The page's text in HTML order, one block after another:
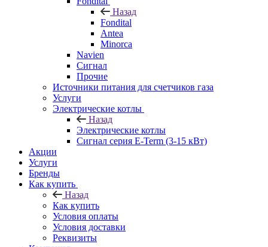
Назад
Fondital
Antea
Minorca
Navien
Сигнал
Прочие
Источники питания для счетчиков газа
Услуги
Электрические котлы
Назад
Электрические котлы
Сигнал серия E-Term (3-15 кВт)
Акции
Услуги
Бренды
Как купить
Назад
Как купить
Условия оплаты
Условия доставки
Реквизиты